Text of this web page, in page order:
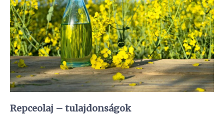
Repceolaj – tulajdonságok